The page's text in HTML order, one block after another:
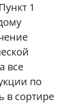
1
все
по
в сортире